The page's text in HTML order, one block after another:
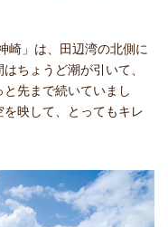
崎」は、田辺湾の北側に
ちょうど潮が引いて、
先まで続いていまし
映して、とってもキレ